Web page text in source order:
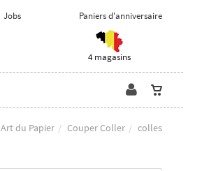
Jobs Paniers d'anniversaire
4 magasins
Art du Papier Couper Coller colles